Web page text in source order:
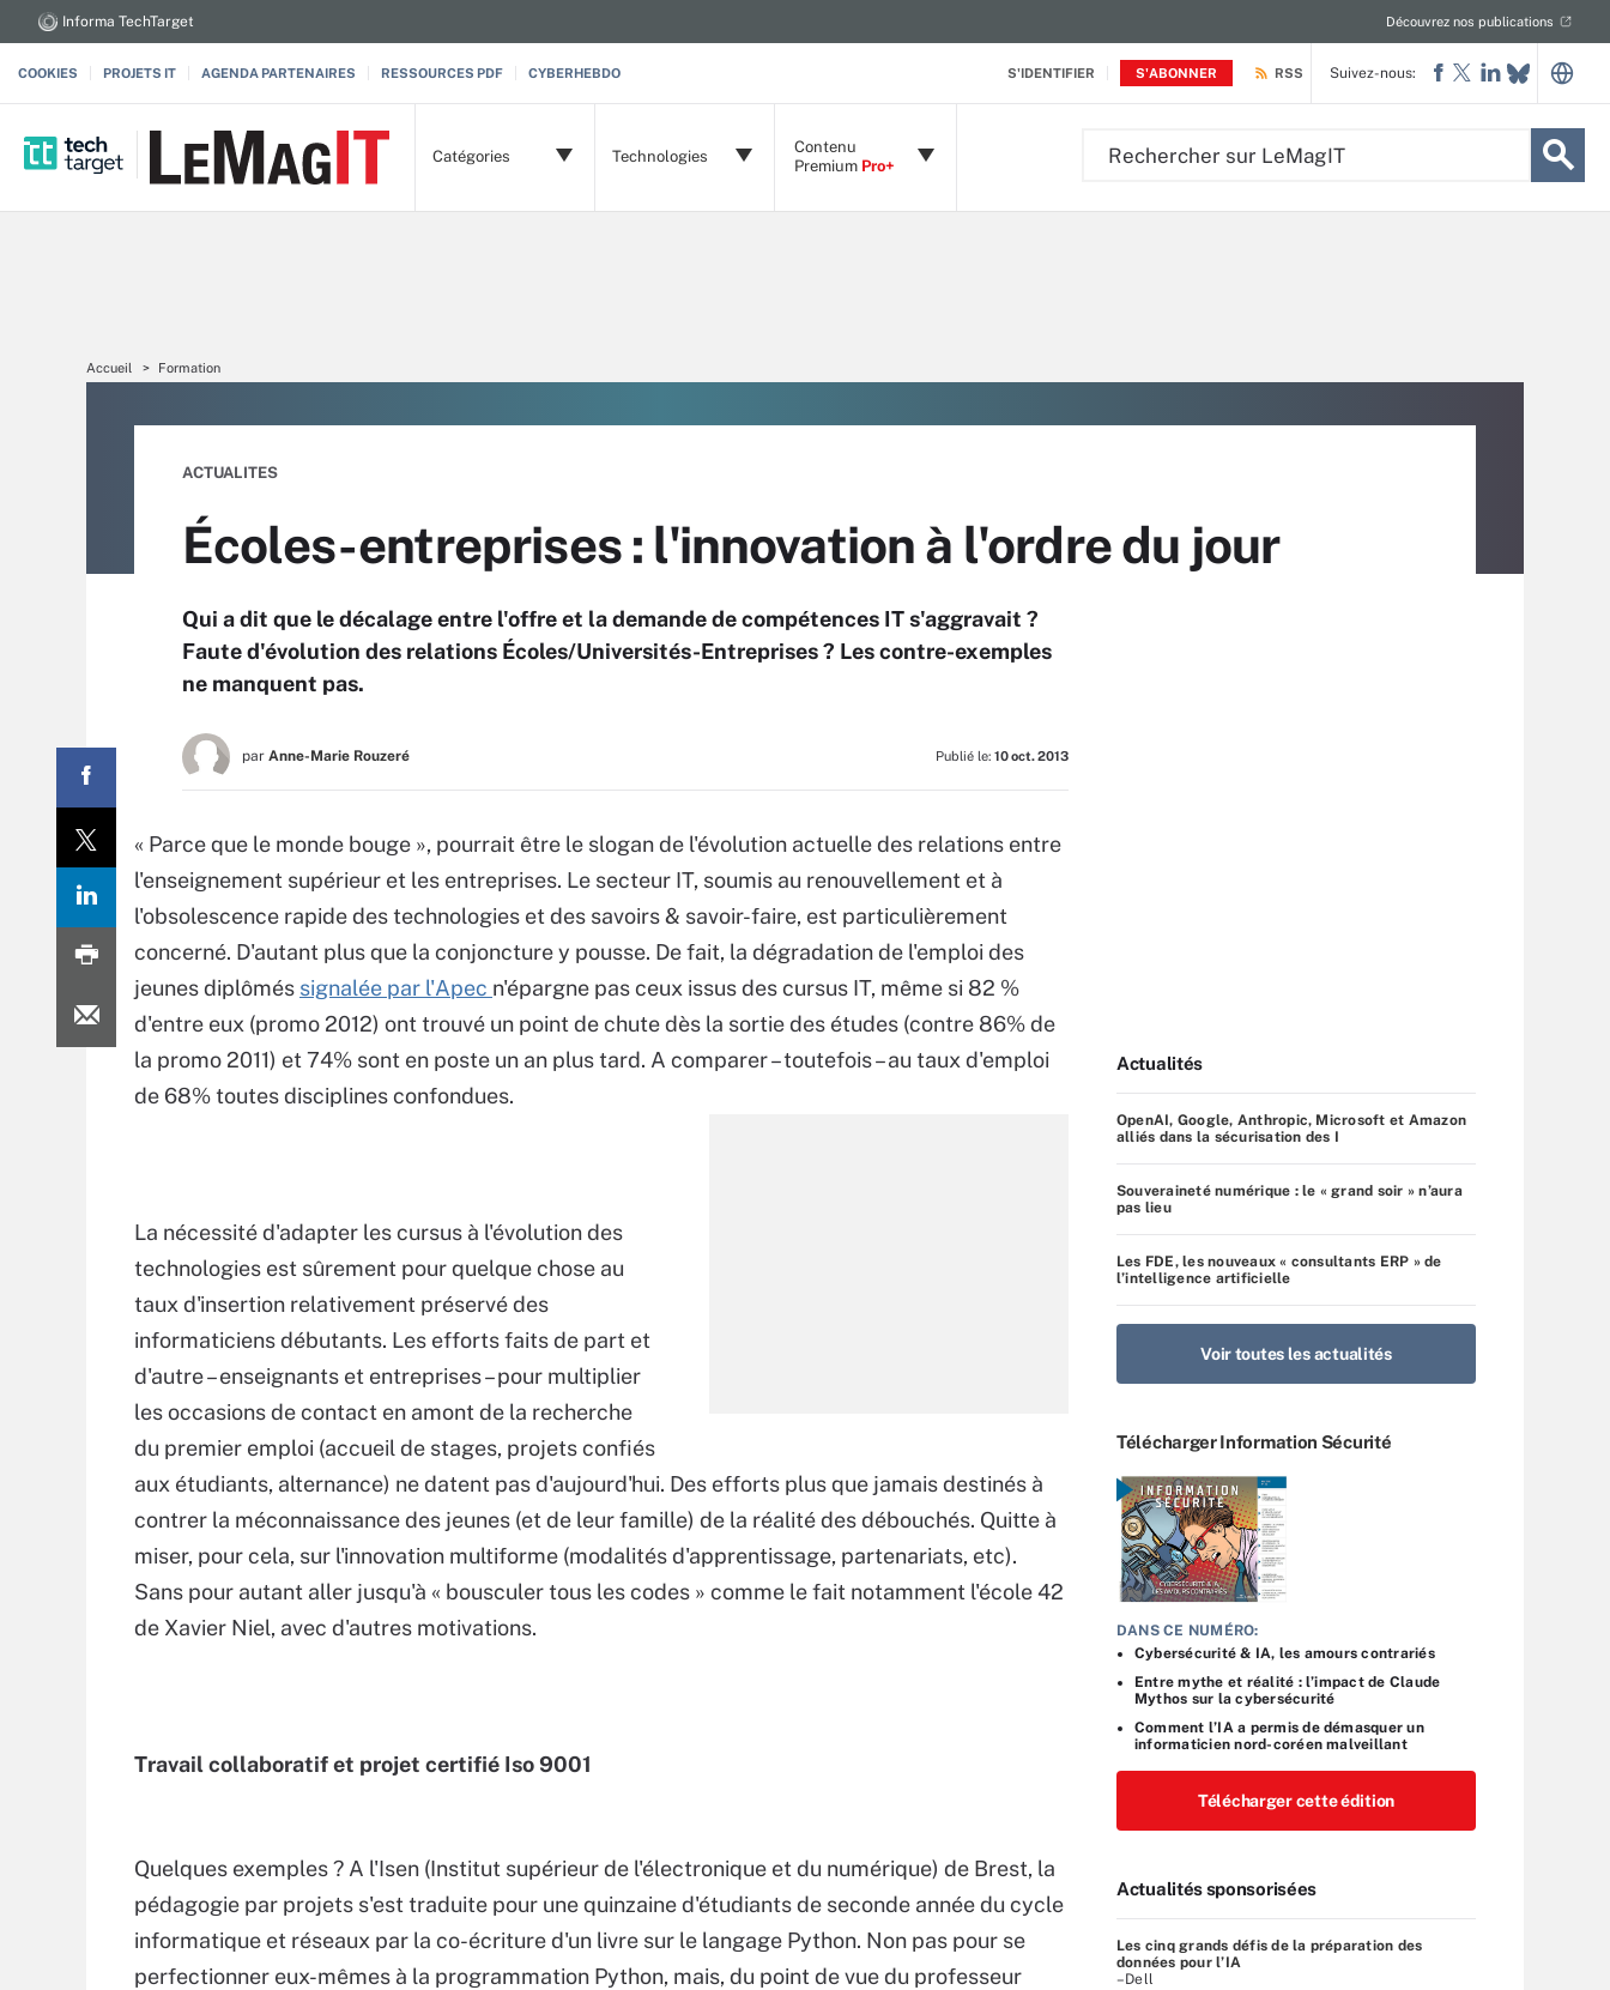
S'IDENTIFIER S'ABONNER
Informa TechTarget Découvrez nos publications
COOKIES PROJETS IT AGENDA PARTENAIRES RESSOURCES PDF CYBERHEBDO RSS
Catégories Technologies
Contenu
Premium Pro+
Suivez-nous:
Accueil Formation
ACTUALITES
Écoles-entreprises : l'innovation à l'ordre du jour
Qui a dit que le décalage entre l'offre et la demande de compétences IT s'aggravait ?
Faute d'évolution des relations Écoles/Universités-Entreprises ? Les contre-exemples
ne manquent pas.
par Anne-Marie Rouzeré Publié le: 10 oct. 2013
« Parce que le monde bouge », pourrait être le slogan de l'évolution actuelle des relations entre
l'enseignement supérieur et les entreprises. Le secteur IT, soumis au renouvellement et à
l'obsolescence rapide des technologies et des savoirs & savoir-faire, est particulièrement
concerné. D'autant plus que la conjoncture y pousse. De fait, la dégradation de l'emploi des
jeunes diplômés signalée par l'Apec n'épargne pas ceux issus des cursus IT, même si 82 %
d'entre eux (promo 2012) ont trouvé un point de chute dès la sortie des études (contre 86% de
la promo 2011) et 74% sont en poste un an plus tard. A comparer – toutefois – au taux d'emploi
de 68% toutes disciplines confondues.
La nécessité d'adapter les cursus à l'évolution des
technologies est sûrement pour quelque chose au
taux d'insertion relativement préservé des
informaticiens débutants. Les efforts faits de part et
d'autre – enseignants et entreprises – pour multiplier
les occasions de contact en amont de la recherche
du premier emploi (accueil de stages, projets confiés
aux étudiants, alternance) ne datent pas d'aujourd'hui. Des efforts plus que jamais destinés à
contrer la méconnaissance des jeunes (et de leur famille) de la réalité des débouchés. Quitte à
miser, pour cela, sur l'innovation multiforme (modalités d'apprentissage, partenariats, etc).
Sans pour autant aller jusqu'à « bousculer tous les codes » comme le fait notamment l'école 42
de Xavier Niel, avec d'autres motivations.
Travail collaboratif et projet certifié Iso 9001
Quelques exemples ? A l'Isen (Institut supérieur de l'électronique et du numérique) de Brest, la
pédagogie par projets s'est traduite pour une quinzaine d'étudiants de seconde année du cycle
informatique et réseaux par la co-écriture d'un livre sur le langage Python. Non pas pour se
perfectionner eux-mêmes à la programmation Python, mais, du point de vue du professeur
Actualités
OpenAI, Google, Anthropic, Microsoft et Amazon
alliés dans la sécurisation des I
Souveraineté numérique : le « grand soir » n’aura
pas lieu
Les FDE, les nouveaux « consultants ERP » de
l’intelligence artificielle
Voir toutes les actualités
Télécharger Information Sécurité
DANS CE NUMÉRO:
Cybersécurité & IA, les amours contrariés
Entre mythe et réalité : l’impact de Claude
Mythos sur la cybersécurité
Comment l’IA a permis de démasquer un
informaticien nord-coréen malveillant
Télécharger cette édition
Actualités sponsorisées
Les cinq grands défis de la préparation des
données pour l’IA
–Dell